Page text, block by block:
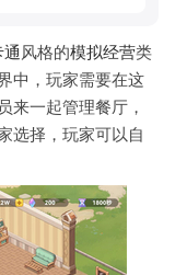
通 风格的模拟经营类
中，玩家需要在这
来一起管理餐厅，
选择，玩家可以自